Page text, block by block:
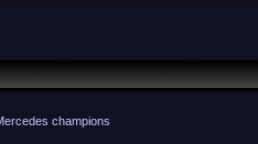
champions